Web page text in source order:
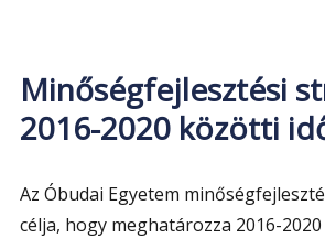
Minőségfejlesztési
2016-2020 közötti
Az Óbudai Egyetem
célja, hogy meghatározza 2016-